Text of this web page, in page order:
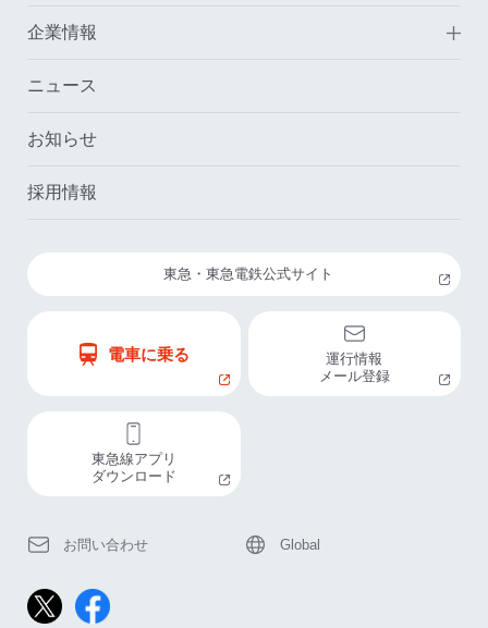
企業情報
ニュース
お知らせ
採用情報
東急・東急電鉄公式サイト
電車に乗る
運行情報
メール登録
東急線アプリ
ダウンロード
お問い合わせ Global